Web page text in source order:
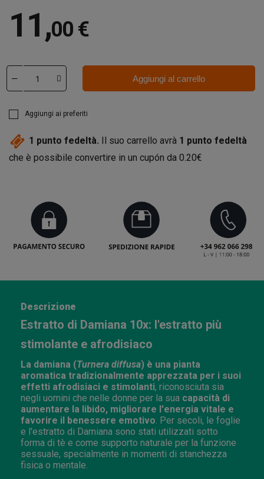
11,00 €
Aggiungi al carrello
Aggiungi ai preferiti
1 punto fedeltà. Il suo carrello avrà 1 punto fedeltà
che è possibile convertire in un cupón da 0.20€
Descrizione
Estratto di Damiana 10x: l'estratto più
stimolante e afrodisiaco
La damiana (Turnera diffusa) è una pianta
aromatica tradizionalmente apprezzata per i suoi
effetti afrodisiaci e stimolanti, riconosciuta sia
negli uomini che nelle donne per la sua capacità di
aumentare la libido, migliorare l'energia vitale e
favorire il benessere emotivo . Per secoli, le foglie
e l'estratto di Damiana sono stati utilizzati sotto
forma di tè e come supporto naturale per la funzione
sessuale, specialmente in momenti di stanchezza
fisica o mentale.